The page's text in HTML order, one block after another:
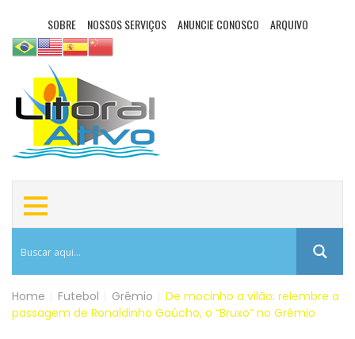
SOBRE NOSSOS SERVIÇOS ANUNCIE CONOSCO ARQUIVO
Home Futebol Grêmio
De mocinho a vilão: relembre a
passagem de Ronaldinho Gaúcho, o “Bruxo” no Grêmio